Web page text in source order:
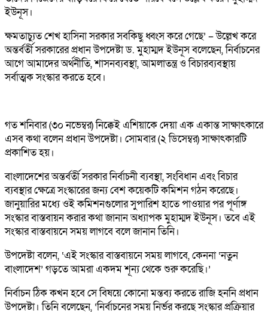
ইউনূস।
ক্ষমতাচ্যুত শেখ হাসিনা সরকার সবকিছু ধ্বংস করে গেছে’ – উল্লেখ করে
অন্তর্বর্তী সরকারের প্রধান উপদেষ্টা ড. মুহাম্মদ ইউনূস বলেছেন, নির্বাচনের
আগে আমাদের অর্থনীতি, শাসনব্যবস্থা, আমলাতন্ত্র ও বিচারব্যবস্থায়
সর্বাত্মক সংস্কার করতে হবে।
গত শনিবার (৩০ নভেম্বর) নিক্কেই এশিয়াকে দেয়া এক একান্ত সাক্ষাৎকারে
এসব কথা বলেন প্রধান উপদেষ্টা। সোমবার (২ ডিসেম্বর) সাক্ষাৎকারটি
প্রকাশিত হয়।
বাংলাদেশের অন্তর্বর্তী সরকার নির্বাচনী ব্যবস্থা, সংবিধান এবং বিচার
ব্যবস্থার ক্ষেত্রে সংস্কারের জন্য বেশ কয়েকটি কমিশন গঠন করেছে।
জানুয়ারির মধ্যে ওই কমিশনগুলোর সুপারিশ হাতে পাওয়ার পর পূর্ণাঙ্গ
সংস্কার বাস্তবায়ন করার কথা জানান অধ্যাপক মুহাম্মদ ইউনূস। তবে এই
সংস্কার বাস্তবায়নে সময় লাগবে বলে জানান তিনি।
উপদেষ্টা বলেন, ‘এই সংস্কার বাস্তবায়নে সময় লাগবে, কেননা ‘নতুন
বাংলাদেশ’ গড়তে আমরা একদম শূন্য থেকে শুরু করেছি।’
নির্বাচন ঠিক কখন হবে সে বিষয়ে কোনো মন্তব্য করতে রাজি হননি প্রধান
উপদেষ্টা। তিনি বলেছেন, ‘নির্বাচনের সময় নির্ভর করছে সংস্কার প্রক্রিয়ার